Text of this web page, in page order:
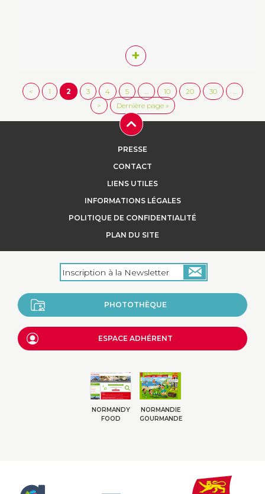
+
< 1 2 3 4 5 … 10 20 30
…
>
Dernière page »
PRESSE
CONTACT
LIENS UTILES
INFORMATIONS LÉGALES
POLITIQUE DE CONFIDENTIALITÉ
PLAN DU SITE
PHOTOTHÈQUE
ESPACE ADHÉRENT
NORMANDY
FOOD
NORMANDIE
GOURMANDE